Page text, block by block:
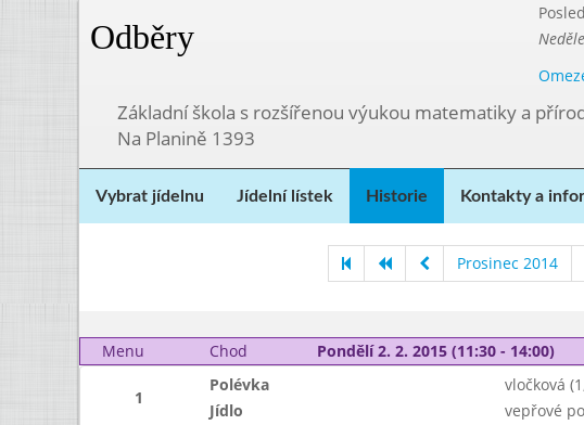
Odběry
Základní škola s rozšířenou výukou matematiky a
Na Planině 1393
Vybrat jídelnu Jídelní lístek Historie Kontakty a
Prosinec 2014
Menu
Chod Pondělí 2. 2. 2015 (11:30 - 14:00)
1
Polévka
vločková
Jídlo
vepřové